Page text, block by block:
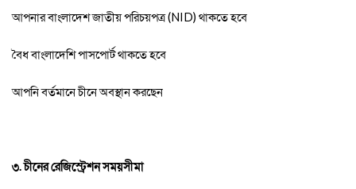
আপনারবাংলাদেশ জাতীয় পরিচয়পত্র(NID) থাকতে হবে
বৈধবাংলাদেশি পাসপোর্টথাকতে হবে
আপনিবর্তমানে চীনে অবস্থান করছেন
৩. চীনের রেজিস্ট্রেশন সময়সীমা